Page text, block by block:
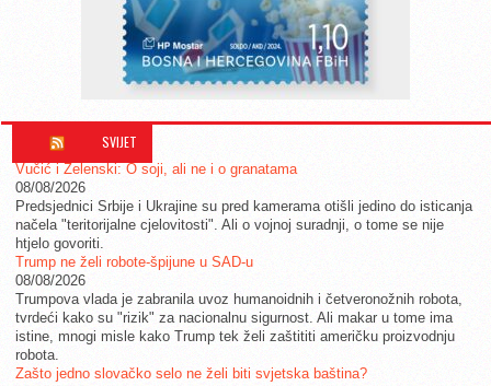
SVIJET
Vučić i Zelenski: O soji, ali ne i o granatama
08/08/2026
Predsjednici Srbije i Ukrajine su pred kamerama otišli jedino do isticanja
načela "teritorijalne cjelovitosti". Ali o vojnoj suradnji, o tome se nije
htjelo govoriti.
Trump ne želi robote-špijune u SAD-u
08/08/2026
Trumpova vlada je zabranila uvoz humanoidnih i četveronožnih robota,
tvrdeći kako su "rizik" za nacionalnu sigurnost. Ali makar u tome ima
istine, mnogi misle kako Trump tek želi zaštititi američku proizvodnju
robota.
Zašto jedno slovačko selo ne želi biti svjetska baština?